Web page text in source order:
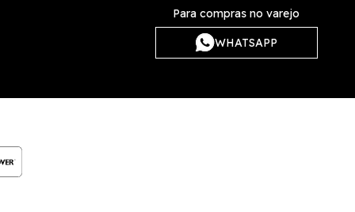
Para compras no varejo
WHATSAPP